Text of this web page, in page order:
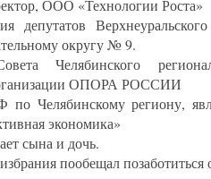
ООО «Технологии Роста»
депутатов
округу № 9.
Челябинского
ОПОРА РОССИИ
Челябинскому региону,
экономика»
сына и дочь.
пообещал